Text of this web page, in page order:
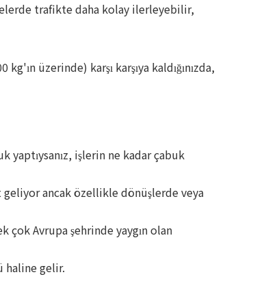
trafikte daha kolay ilerleyebilir,
üzerinde) karşı karşıya kaldığınızda,
yaptıysanız, işlerin ne kadar çabuk
geliyor ancak özellikle dönüşlerde veya
Avrupa şehrinde yaygın olan
haline gelir.